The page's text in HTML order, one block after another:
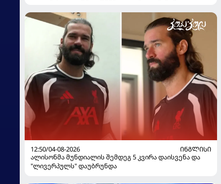
12:50/04-08-2026
ᲘᲜᲒᲚᲘᲡᲘ
ალისონმა მუნდიალის შემდეგ 5 კვირა დაისვენა და
"ლივერპულს" დაუბრუნდა